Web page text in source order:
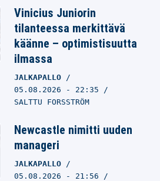
Vinicius Juniorin
tilanteessa merkittävä
käänne – optimistisuutta
ilmassa
JALKAPALLO
05.08.2026 - 22:35
SALTTU FORSSTRÖM
Newcastle nimitti uuden
manageri
JALKAPALLO
05.08.2026 - 21:56